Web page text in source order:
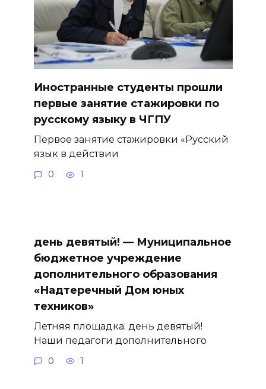
Иностранные студенты прошли
первые занятие стажировки по
русскому языку в ЧГПУ
Первое занятие стажировки «Русский
язык в действии
0 1
день девятый! — Муниципальное
бюджетное учреждение
дополнительного образования
«Надтеречный Дом юных
техников»
Летняя площадка: день девятый!
Наши педагоги дополнительного
0 1